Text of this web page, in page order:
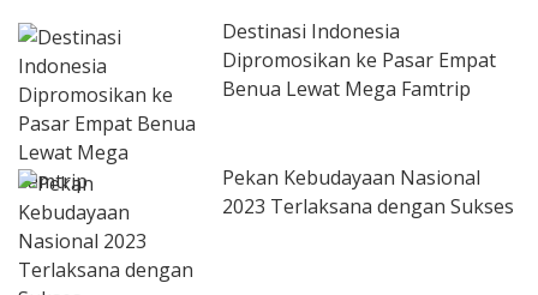
Destinasi Indonesia
Dipromosikan ke Pasar Empat
Benua Lewat Mega Famtrip
Pekan Kebudayaan Nasional
2023 Terlaksana dengan Sukses